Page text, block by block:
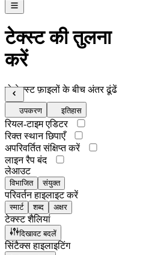
टेक्स्ट की तुलना
करें
दो टेक्स्ट फ़ाइलों के बीच अंतर ढूंढें
उपकरण इतिहास
रियल-टाइम एडिटर
रिक्त स्थान छिपाएँ
अपरिवर्तित संक्षिप्त करें
लाइन रैप बंद
लेआउट
विभाजित संयुक्त
परिवर्तन हाइलाइट करें
स्मार्ट शब्द अक्षर
टेक्स्ट शैलियां
दिखावट बदलें
सिंटैक्स हाइलाइटिंग